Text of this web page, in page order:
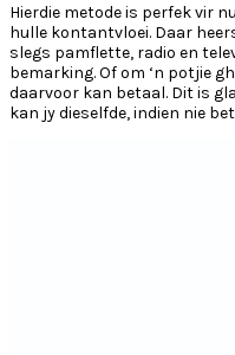
Hierdie metode is perfek vir
hulle kontantvloei. Daar
slegs pamflette, radio en
bemarking. Of om ‘n potjie
daarvoor kan betaal. Dit is
kan jy dieselfde, indien nie